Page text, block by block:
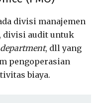
divisi manajemen
divisi audit untuk
, dll yang
pengoperasian
biaya.